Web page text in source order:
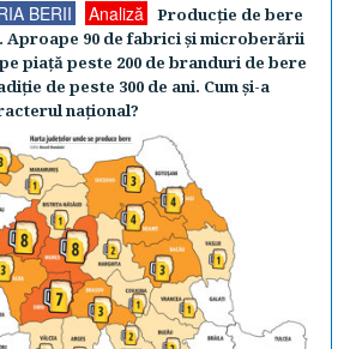
BERII Analiză
Producţie de bere
Aproape 90 de fabrici şi microberării
piaţă peste 200 de branduri de bere
de peste 300 de ani. Cum şi-a
naţional?